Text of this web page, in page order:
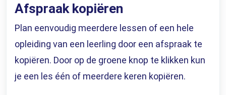
Afspraak kopiëren
Plan eenvoudig meerdere lessen of een hele
opleiding van een leerling door een afspraak te
kopiëren. Door op de groene knop te klikken kun
je een les één of meerdere keren kopiëren.